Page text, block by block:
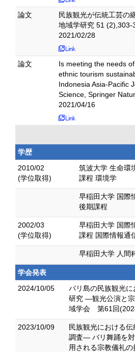
論文
民族観光が伝統工芸の
地域学研究 51 (2),303-
2021/02/28
論文
Is meeting the needs
ethnic tourism
Indonesia Asia-Pacific
Science, Springer
2021/04/16
学歴
2010/02
(学位取得)
筑波大学 生命環
課程 環境学
早稲田大学 国
後期課程
2002/03
(学位取得)
早稲田大学 国
課程 国際情報通
早稲田大学 人間
学会発表
2024/10/05
バリ島の⺠族観光
研究 ―観光公演と
域学会 第61回
2023/10/09
⺠族観光における
調査― バリ舞踊を
用される宗教儀礼